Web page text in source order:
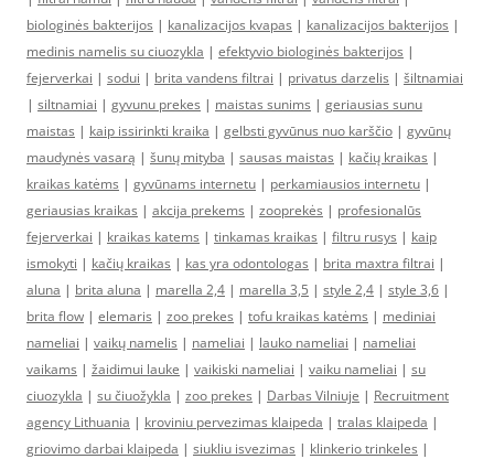
biologinės bakterijos | kanalizacijos kvapas | kanalizacijos bakterijos |
medinis namelis su ciuozykla | efektyvio biologinės bakterijos |
fejerverkai | sodui | brita vandens filtrai | privatus darzelis | šiltnamiai
| siltnamiai | gyvunu prekes | maistas sunims | geriausias sunu
maistas | kaip issirinkti kraika | gelbsti gyvūnus nuo karščio | gyvūnų
maudynės vasarą | šunų mityba | sausas maistas | kačių kraikas |
kraikas katėms | gyvūnams internetu | perkamiausios internetu |
geriausias kraikas | akcija prekems | zooprekės | profesionalūs
fejerverkai | kraikas katems | tinkamas kraikas | filtru rusys | kaip
ismokyti | kačių kraikas | kas yra odontologas | brita maxtra filtrai |
aluna | brita aluna | marella 2,4 | marella 3,5 | style 2,4 | style 3,6 |
brita flow | elemaris | zoo prekes | tofu kraikas katėms | mediniai
nameliai | vaikų namelis | nameliai | lauko nameliai | nameliai
vaikams | žaidimui lauke | vaikiski nameliai | vaiku nameliai | su
ciuozykla | su čiuožykla | zoo prekes | Darbas Vilniuje | Recruitment
agency Lithuania | kroviniu pervezimas klaipeda | tralas klaipeda |
griovimo darbai klaipeda | siukliu isvezimas | klinkerio trinkeles |